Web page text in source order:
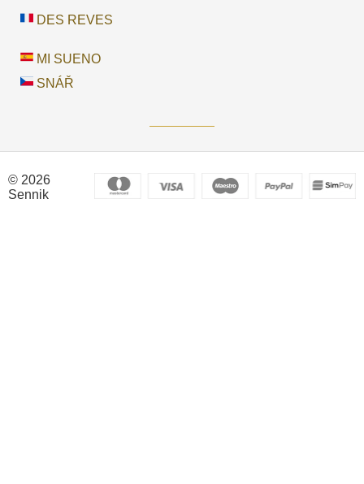
DES REVES
MI SUENO
SNÁŘ
© 2026
Sennik